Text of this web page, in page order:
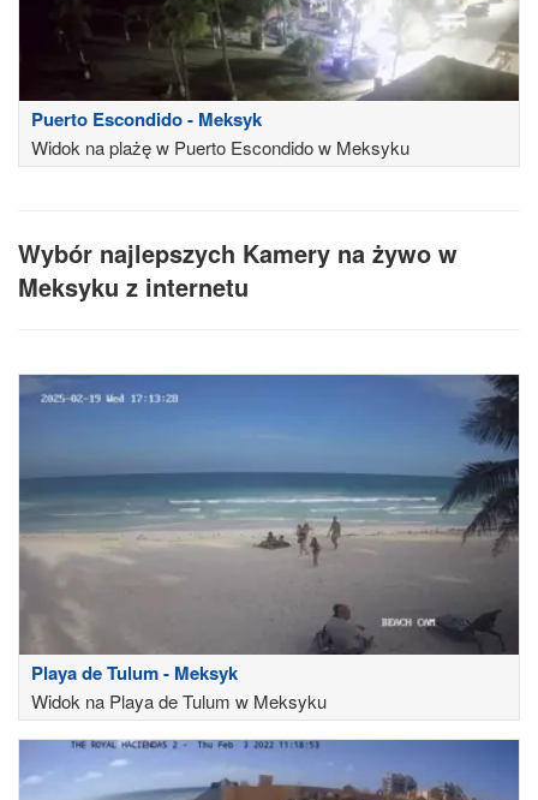
Puerto Escondido - Meksyk
Widok na plażę w Puerto Escondido w Meksyku
Wybór najlepszych Kamery na żywo w
Meksyku z internetu
Playa de Tulum - Meksyk
Widok na Playa de Tulum w Meksyku